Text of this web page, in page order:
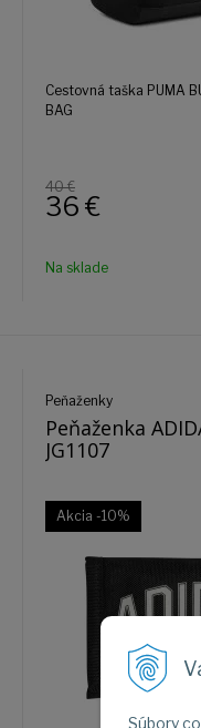
Súbory
Cestovná taška PUMA
BAG
40 €
36 €
Na sklade
Peňaženky
Peňaženka
JG1107
Akcia -10%